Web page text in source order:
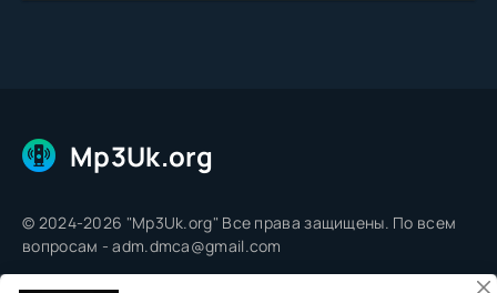
Mp3Uk.org
© 2024-2026 "Mp3Uk.org" Все права защищены. По всем
вопросам - adm.dmca@gmail.com